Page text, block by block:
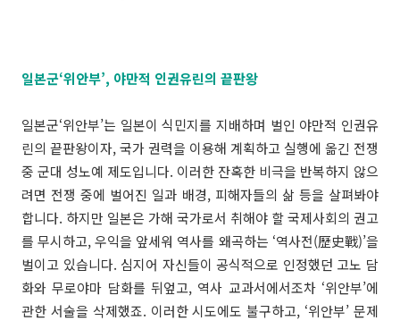
일본군‘위안부’, 야만적 인권유린의 끝판왕
일본군‘위안부’는 일본이 식민지를 지배하며 벌인 야만적 인권유
린의 끝판왕이자, 국가 권력을 이용해 계획하고 실행에 옮긴 전쟁
중 군대 성노예 제도입니다. 이러한 잔혹한 비극을 반복하지 않으
려면 전쟁 중에 벌어진 일과 배경, 피해자들의 삶 등을 살펴봐야
합니다. 하지만 일본은 가해 국가로서 취해야 할 국제사회의 권고
를 무시하고, 우익을 앞세워 역사를 왜곡하는 ‘역사전(歷史戰)’을
벌이고 있습니다. 심지어 자신들이 공식적으로 인정했던 고노 담
화와 무로야마 담화를 뒤엎고, 역사 교과서에서조차 ‘위안부’에
관한 서술을 삭제했죠. 이러한 시도에도 불구하고, ‘위안부’ 문제